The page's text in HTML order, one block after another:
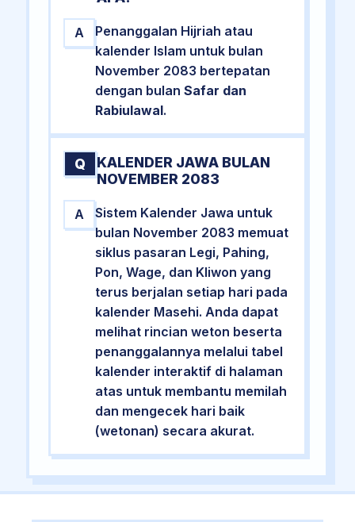
A
Penanggalan Hijriah atau
kalender Islam untuk bulan
November 2083 bertepatan
dengan bulan Safar dan
Rabiulawal.
Q
KALENDER JAWA BULAN
NOVEMBER 2083
A
Sistem Kalender Jawa untuk
bulan November 2083 memuat
siklus pasaran Legi, Pahing,
Pon, Wage, dan Kliwon yang
terus berjalan setiap hari pada
kalender Masehi. Anda dapat
melihat rincian weton beserta
penanggalannya melalui tabel
kalender interaktif di halaman
atas untuk membantu memilah
dan mengecek hari baik
(wetonan) secara akurat.